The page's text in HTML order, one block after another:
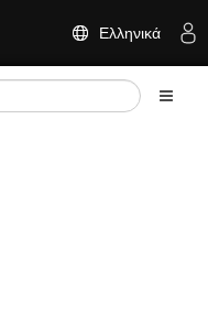
Ελληνικά